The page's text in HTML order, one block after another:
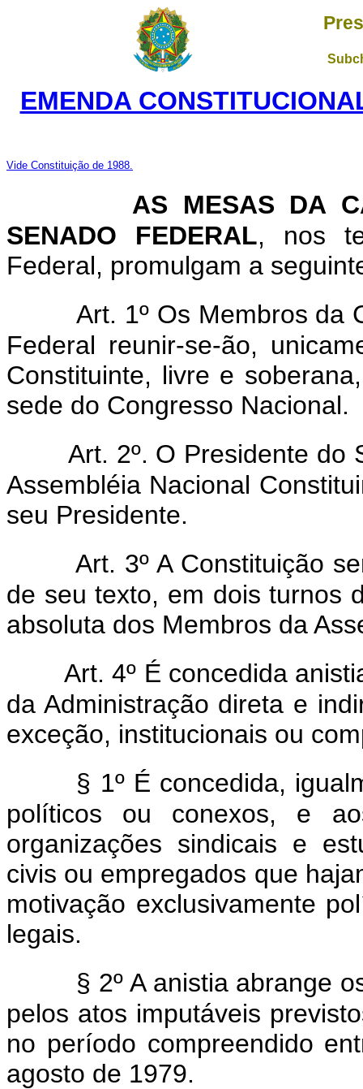
EMENDA
Vide Constituição de 1988.
AS MESAS DA
SENADO FEDERAL, nos
Federal, promulgam a
Art. 1º Os Membros da
Federal reunir-se-ão,
Constituinte, livre e
sede do Congresso Nacional.
Art. 2º. O Presidente do
Assembléia Nacional
seu Presidente.
Art. 3º A Constituição
de seu texto, em dois turnos
absoluta dos Membros da
Art. 4º É concedida
da Administração direta e
exceção, institucionais ou
§ 1º É concedida,
políticos ou conexos, e
organizações sindicais e
civis ou empregados que
motivação exclusivamente
legais.
§ 2º A anistia abrange
pelos atos imputáveis
no período compreendido
agosto de 1979.